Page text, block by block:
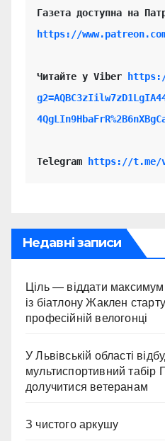
https://
Читайте у Viber
Telegram https://t.me/
Недавні записи
Ціль — віддати
із біатлону Жаклен
професійній велогонці
У Львівській області
мультиспортивний табір
долучитися ветеранам
З чистого аркушу